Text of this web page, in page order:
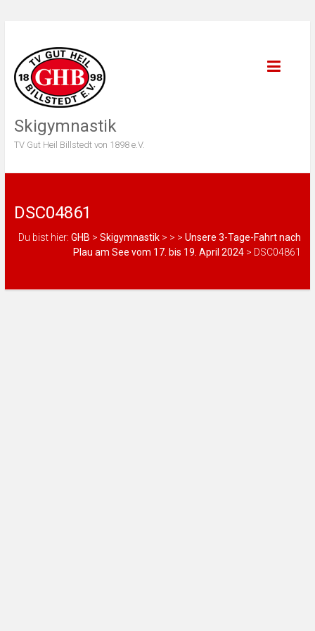
Skigymnastik
TV Gut Heil Billstedt von 1898 e.V.
DSC04861
Du bist hier: GHB >Skigymnastik > > >Unsere 3-Tage-Fahrt nach
Plau am See vom 17. bis 19. April 2024 > DSC04861